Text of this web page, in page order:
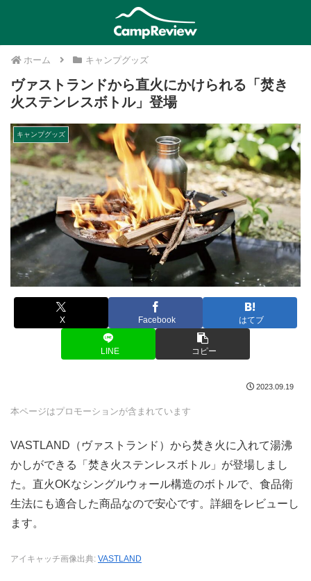
ホーム キャンプグッズ
ヴァストランドから直火にかけられる「焚き
火ステンレスボトル」登場
キャンプグッズ
X Facebook はてブ
LINE コピー
2023.09.19
本ページはプロモーションが含まれています
VASTLAND（ヴァストランド）から焚き火に入れて湯沸
かしができる「焚き火ステンレスボトル」が登場しまし
た。直火OKなシングルウォール構造のボトルで、食品衛
生法にも適合した商品なので安心です。詳細をレビューし
ます。
アイキャッチ画像出典: VASTLAND